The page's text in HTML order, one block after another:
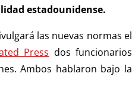
estadounidense.
las nuevas normas el
Press dos funcionarios
Ambos hablaron bajo la